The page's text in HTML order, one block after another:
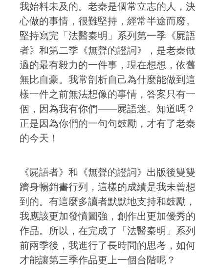
我始料未及的。老秦是個常立志的人，決
心做的事情，很難堅持，經常半途而廢。
堅持寫完「法醫秦明」系列第一季《屍語
者》和第二季《無聲的證詞》，是老秦做
過的最有毅力的一件事，現在想想，依舊
無比自豪。我常剖析自己為什麼能做到這
樣一件之前無法想像的事情，答案只有一
個，因為我有你們——屍語迷。知道嗎？
正是因為你們的一句句鼓勵，才有了老秦
的今天！
《屍語者》和《無聲的證詞》出版後雙雙
躋身暢銷書行列，這樣的成績是我未曾想
到的。有這麼多讀者默默地支持和鼓勵，
我應該更加發憤圖強，創作出更加優秀的
作品。所以，在完成了「法醫秦明」系列
前兩季後，我進行了長時間的思考，如何
才能讓第三季作品更上一個台階呢？